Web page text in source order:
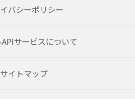
バシーポリシー
サービスについて
サイトマップ